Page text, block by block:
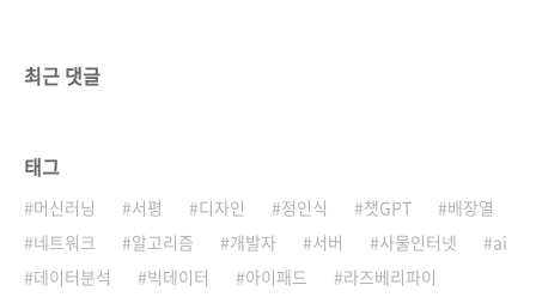
최근 댓글
태그
머신러닝 서평 디자인 정인식 챗GPT
배장열
네트워크
알고리즘 개발자 서버 사물인터넷
ai
데이터분석
빅데이터 아이패드
라즈베리파이